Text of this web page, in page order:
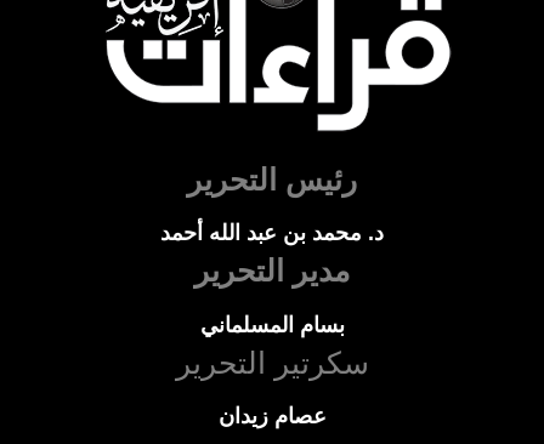
رئيس التحرير
د. محمد بن عبد الله أحمد
مدير التحرير
بسام المسلماني
سكرتير التحرير
عصام زيدان